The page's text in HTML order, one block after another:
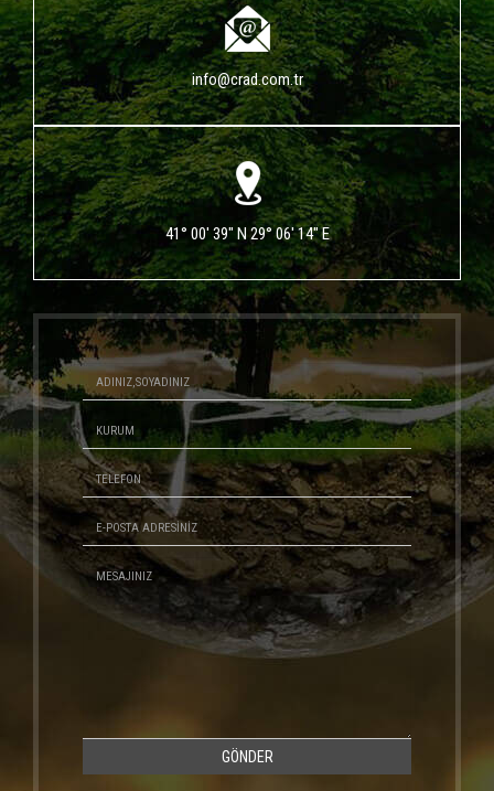
info@crad.com.tr
41° 00' 39" N 29° 06' 14" E
GÖNDER